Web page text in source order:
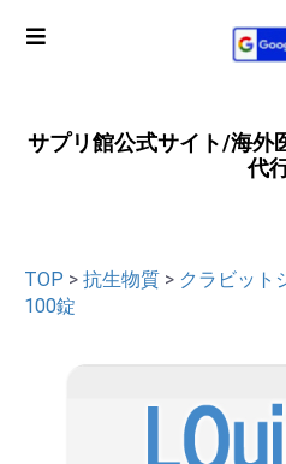
サプリ館公式サイト/海外
代
TOP > 抗生物質 > クラビット
100錠